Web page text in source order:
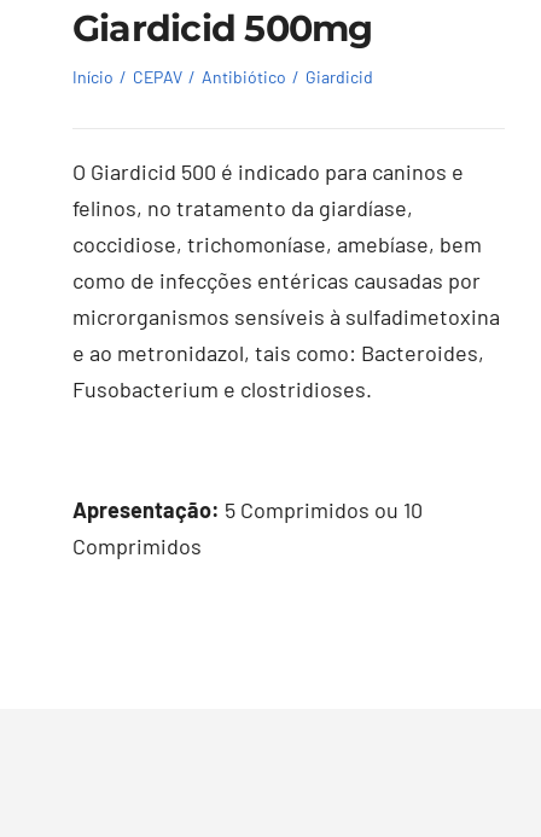
Giardicid 500mg
Início CEPAV Antibiótico Giardicid
O Giardicid 500 é indicado para caninos e
felinos, no tratamento da giardíase,
coccidiose, trichomoníase, amebíase, bem
como de infecções entéricas causadas por
microrganismos sensíveis à sulfadimetoxina
e ao metronidazol, tais como: Bacteroides,
Fusobacterium e clostridioses.
Apresentação: 5 Comprimidos ou 10
Comprimidos